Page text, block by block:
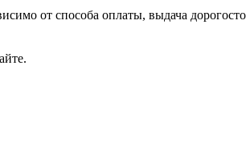
от способа оплаты, выдача